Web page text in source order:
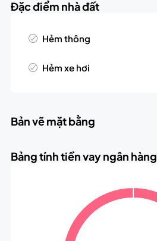
Đặc điểm nhà đất
Hẻm thông
Hẻm xe hơi
Bản vẽ mặt bằng
Bảng tính tiền vay ngân hàng